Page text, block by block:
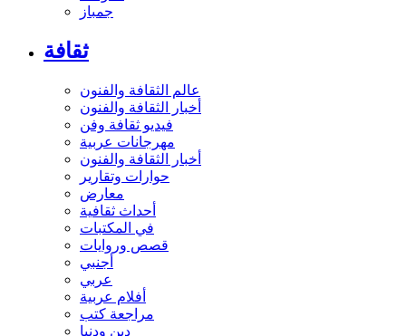
جمباز
ثقافة
عالم الثقافة والفنون
أخبار الثقافة والفنون
فيديو ثقافة وفن
مهرجانات عربية
أخبار الثقافة والفنون
حوارات وتقارير
معارض
أحداث ثقافية
في المكتبات
قصص وروايات
أجنبي
عربي
أفلام عربية
مراجعة كتب
دين ودنيا